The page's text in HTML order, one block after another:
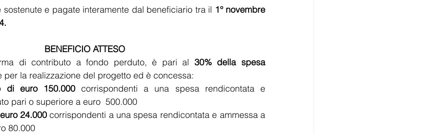
e pagate interamente dal beneficiario tra il 1° novembre
BENEFICIO ATTESO
di contributo a fondo perduto, è pari al 30% della spesa
per la realizzazione del progetto ed è concessa:
di euro 150.000 corrispondenti a una spesa rendicontata e
pari o superiore a euro  500.000
24.000 corrispondenti a una spesa rendicontata e ammessa a
80.000